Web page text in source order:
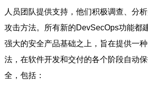
人员团队提供支持，他们积极调查、分
攻击方法。所有新的DevSecOps功能都
强大的安全产品基础之上，旨在提供一
法，在软件开发和交付的各个阶段自动
全，包括：